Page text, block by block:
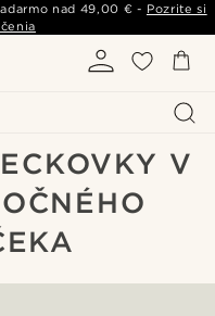
nad 49,00 € - Pozrite si
V